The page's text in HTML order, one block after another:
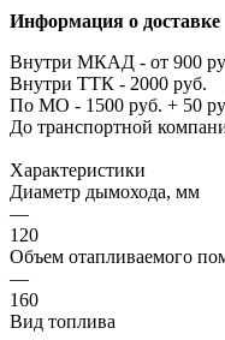
Информация о доставке
Внутри МКАД - от 900
Внутри ТТК - 2000 руб.
По МО - 1500 руб. + 50
До транспортной
Характеристики
Диаметр дымохода, мм
—
120
Объем отапливаемого
—
160
Вид топлива